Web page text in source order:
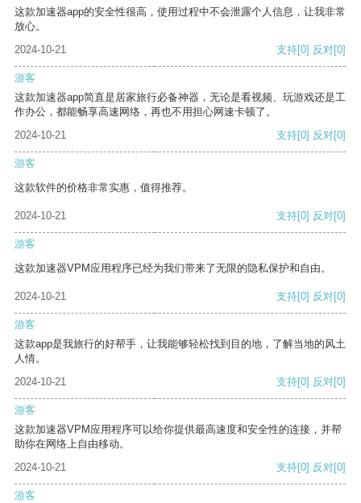
这款加速器app的安全性很高，使用过程中不会泄露个人信息，让我非常
放心。
2024-10-21
支持[0] 反对[0]
游客
这款加速器app简直是居家旅行必备神器，无论是看视频、玩游戏还是工
作办公，都能畅享高速网络，再也不用担心网速卡顿了。
2024-10-21
支持[0] 反对[0]
游客
这款软件的价格非常实惠，值得推荐。
2024-10-21 支持[0] 反对[0]
游客
这款加速器VPM应用程序已经为我们带来了无限的隐私保护和自由。
2024-10-21 支持[0] 反对[0]
游客
这款app是我旅行的好帮手，让我能够轻松找到目的地，了解当地的风土
人情。
2024-10-21
支持[0] 反对[0]
游客
这款加速器VPM应用程序可以给你提供最高速度和安全性的连接，并帮
助你在网络上自由移动。
2024-10-21
支持[0] 反对[0]
游客